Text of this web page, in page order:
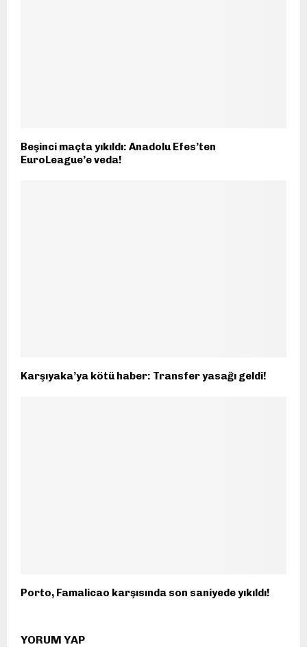
Beşinci maçta yıkıldı: Anadolu Efes’ten
EuroLeague’e veda!
Karşıyaka’ya kötü haber: Transfer yasağı geldi!
Porto, Famalicao karşısında son saniyede yıkıldı!
YORUM YAP